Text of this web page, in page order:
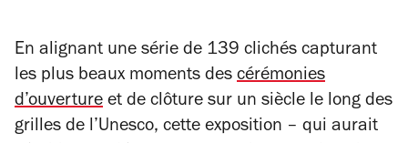
En alignant une série de 139 clichés capturant
les plus beaux moments des cérémonies
d’ouverture et de clôture sur un siècle le long des
grilles de l’Unesco, cette exposition – qui aurait